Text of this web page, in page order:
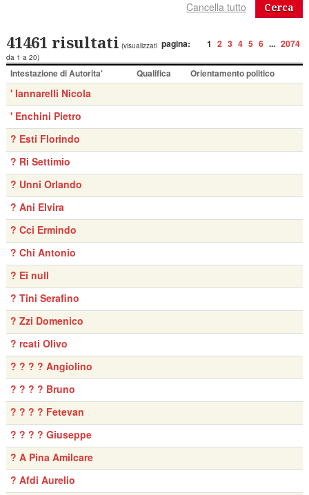
Cerca
pagina: 1 2 3 4 5 6 ... 2074
41461 risultati (visualizzati
da 1 a 20)
Intestazione di Autorita' Qualifica Orientamento politico
' Iannarelli Nicola
' Enchini Pietro
? Esti Florindo
? Ri Settimio
? Unni Orlando
? Ani Elvira
? Cci Ermindo
? Chi Antonio
? Ei null
? Tini Serafino
? Zzi Domenico
? rcati Olivo
? ? ? ? Angiolino
? ? ? ? Bruno
? ? ? ? Fetevan
? ? ? ? Giuseppe
? A Pina Amilcare
? Afdi Aurelio